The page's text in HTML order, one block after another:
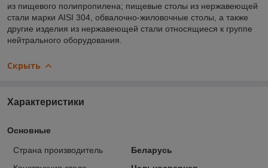
из пищевого полипропилена; пищевые столы из нержавеющей
стали марки AISI 304, обвалочно-жиловочные столы, а также
другие изделия из нержавеющей стали относящиеся к группе
нейтрального оборудования.
Скрыть
Характеристики
Основные
Страна производитель
Беларусь